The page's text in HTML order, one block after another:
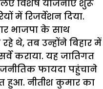
विशेष योजनाएं शुरू
में रिजर्वेशन दिया.
भाजपा के साथ
रहे थे, तब उन्होंने बिहार में
कराया. यह जातिगत
फायदा पहुंचाने
हुआ. नीतीश कुमार का